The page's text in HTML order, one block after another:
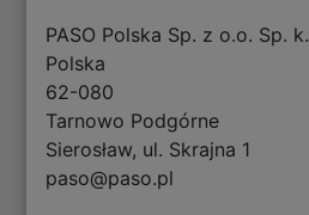
PASO Polska Sp. z o.o. Sp. k.
Polska
62-080
Tarnowo Podgórne
Sierosław, ul. Skrajna 1
paso@paso.pl